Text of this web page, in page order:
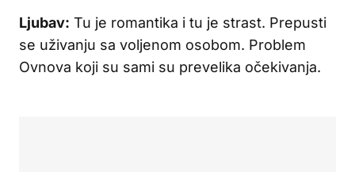
Ljubav: Tu je romantika i tu je strast. Prepusti
se uživanju sa voljenom osobom. Problem
Ovnova koji su sami su prevelika očekivanja.